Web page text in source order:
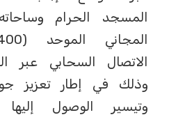
المسجد الحرام
وذلك في إطار تعزيز
وتيسير الوصول